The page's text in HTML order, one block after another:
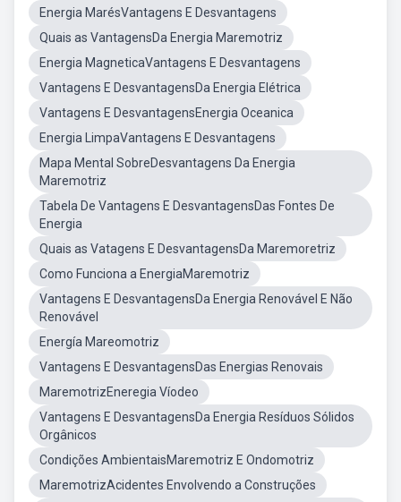
Energia MarésVantagens E Desvantagens
Quais as VantagensDa Energia Maremotriz
Energia MagneticaVantagens E Desvantagens
Vantagens E DesvantagensDa Energia Elétrica
Vantagens E DesvantagensEnergia Oceanica
Energia LimpaVantagens E Desvantagens
Mapa Mental SobreDesvantagens Da Energia
Maremotriz
Tabela De Vantagens E DesvantagensDas Fontes De
Energia
Quais as Vatagens E DesvantagensDa Maremoretriz
Como Funciona a EnergiaMaremotriz
Vantagens E DesvantagensDa Energia Renovável E Não
Renovável
Energía Mareomotriz
Vantagens E DesvantagensDas Energias Renovais
MaremotrizEneregia Víodeo
Vantagens E DesvantagensDa Energia Resíduos Sólidos
Orgânicos
Condições AmbientaisMaremotriz E Ondomotriz
MaremotrizAcidentes Envolvendo a Construções